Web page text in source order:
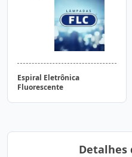
Espiral Eletrônica
Fluorescente
Detalhes